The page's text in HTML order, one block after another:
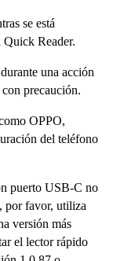
se está
Quick Reader.
una acción
precaución.
OPPO,
del teléfono
puerto USB-C no
por favor, utiliza
versión más
el lector rápido